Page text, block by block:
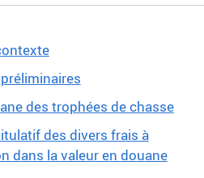
des trophées de chasse
des divers frais à
dans la valeur en douane